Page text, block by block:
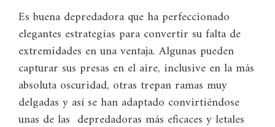
Es buena depredadora que ha perfeccionado
elegantes estrategias para convertir su falta de
extremidades en una ventaja. Algunas pueden
capturar sus presas en el aire, inclusive en la más
absoluta oscuridad, otras trepan ramas muy
delgadas y así se han adaptado convirtiéndose
unas de las depredadoras más eficaces y letales